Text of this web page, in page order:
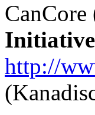
CanCore
http://